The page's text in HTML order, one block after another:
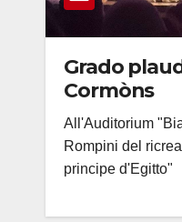
Grado
Cormòns
All'Auditorium
Rompini del
principe d'Egitto"